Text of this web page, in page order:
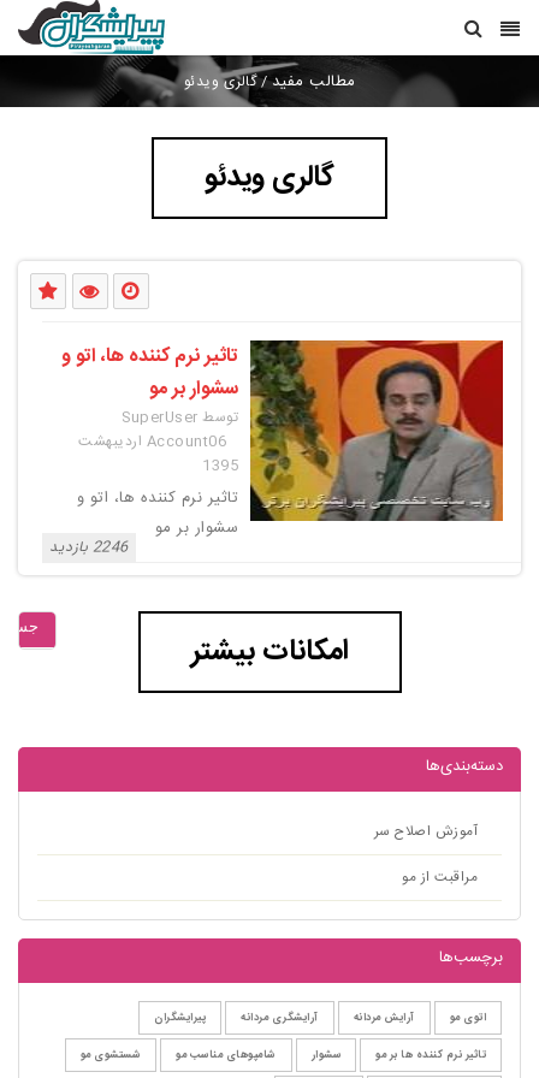
مطالب مفید/گالری ویدئو
گالری ویدئو
تاثیر نرم کننده ها، اتو و
سشوار بر مو
توسط SuperUser
Account 06 اردیبهشت
1395
تاثیر نرم کننده ها، اتو و
سشوار بر مو
2246 بازدید
امکانات بیشتر
دسته‌بندی‌ها
آموزش اصلاح سر
مراقبت از مو
برچسب‌ها
اتوی مو آرایش مردانه آرایشگری مردانه پیرایشگران
تاثیر نرم کننده ها بر مو سشوار شامپوهای مناسب مو شستشوی مو